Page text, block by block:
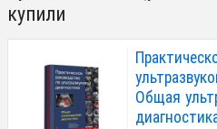
купили
Общая